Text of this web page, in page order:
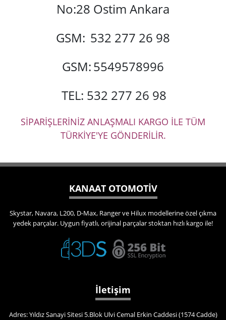
No:28 Ostim Ankara
GSM: 532 277 26 98
GSM:5549578996
TEL: 532 277 26 98
SİPARİŞLERİNİZ ANLAŞMALI KARGO İLE TÜM
TÜRKİYE'YE GÖNDERİLİR.
KANAAT OTOMOTİV
Skystar, Navara, L200, D-Max, Ranger ve Hilux modellerine özel çıkma
yedek parçalar. Uygun fiyatlı, orijinal parçalar stoktan hızlı kargo ile!
İletişim
Adres: Yıldız Sanayi Sitesi 5.Blok Ulvi Cemal Erkin Caddesi (1574 Cadde)